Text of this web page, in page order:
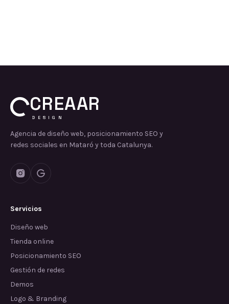
CREAAR
DESIGN
Agencia de diseño web, posicionamiento SEO y
redes sociales en Mataró y toda Catalunya.
Servicios
Diseño web
Tienda online
Posicionamiento SEO
Gestión de redes
Demos
Logo & Branding